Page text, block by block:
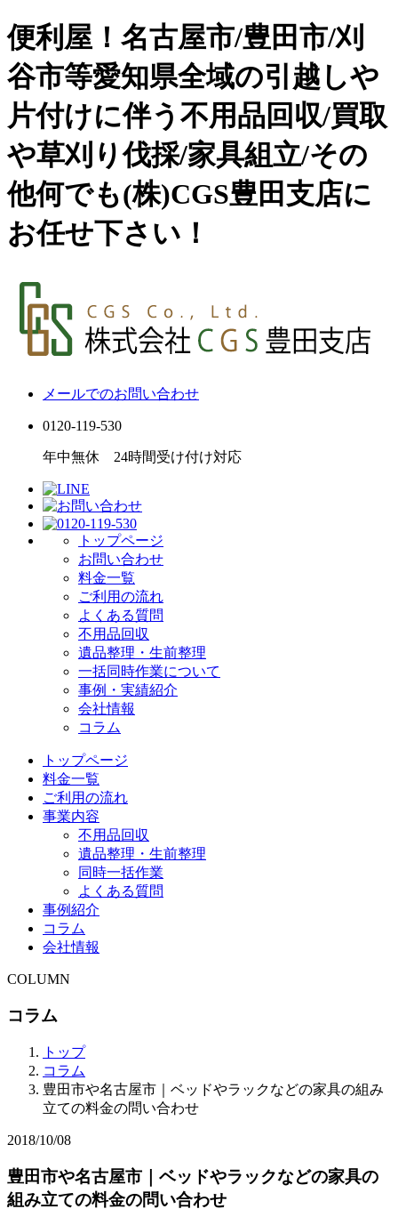
便利屋！名古屋市/豊田市/刈
谷市等愛知県全域の引越しや
片付けに伴う不用品回収/買取
や草刈り伐採/家具組立/その
他何でも(株)CGS豊田支店に
お任せ下さい！
メールでのお問い合わせ
0120-119-530
年中無休 24時間受け付け対応
トップページ
お問い合わせ
料金一覧
ご利用の流れ
よくある質問
不用品回収
遺品整理・生前整理
一括同時作業について
事例・実績紹介
会社情報
コラム
トップページ
料金一覧
ご利用の流れ
事業内容
不用品回収
遺品整理・生前整理
同時一括作業
よくある質問
事例紹介
コラム
会社情報
COLUMN
コラム
トップ
コラム
豊田市や名古屋市｜ベッドやラックなどの家具の組み
立ての料金の問い合わせ
2018/10/08
豊田市や名古屋市｜ベッドやラックなどの家具の
組み立ての料金の問い合わせ